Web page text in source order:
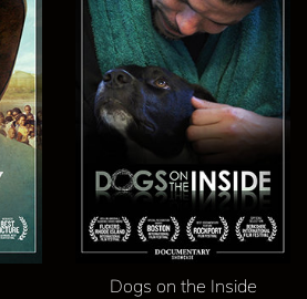
Dogs on the Inside